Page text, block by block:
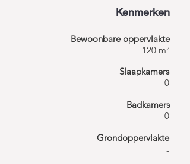
Kenmerken
Bewoonbare oppervlakte
120 m²
Slaapkamers
0
Badkamers
0
Grondoppervlakte
-